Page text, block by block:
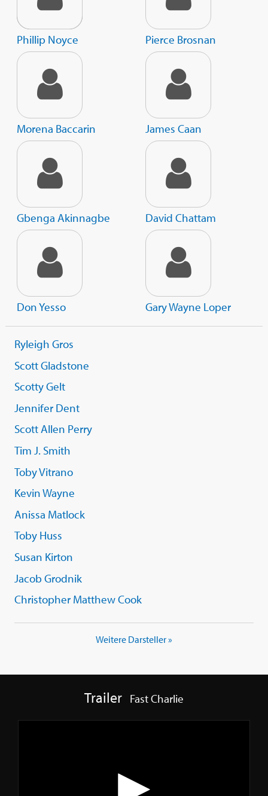
Phillip Noyce Pierce Brosnan
Morena Baccarin James Caan
Gbenga Akinnagbe David Chattam
Don Yesso Gary Wayne Loper
Ryleigh Gros
Scott Gladstone
Scotty Gelt
Jennifer Dent
Scott Allen Perry
Tim J. Smith
Toby Vitrano
Kevin Wayne
Anissa Matlock
Toby Huss
Susan Kirton
Jacob Grodnik
Christopher Matthew Cook
Weitere Darsteller »
Trailer Fast Charlie